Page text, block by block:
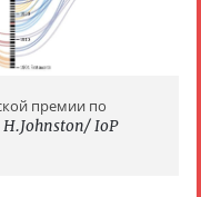
премии по
H.Johnston/ IoP